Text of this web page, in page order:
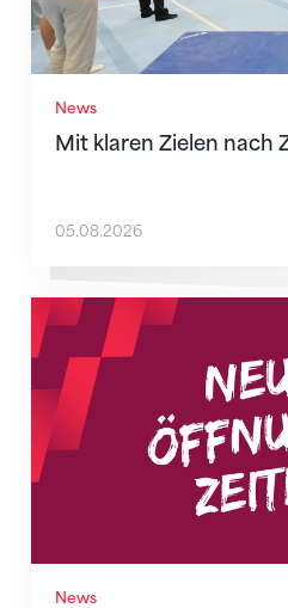
News
Mit klaren Zielen nach
05.08.2026
News
Neue Empfangszeiten ab